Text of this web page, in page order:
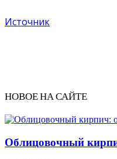
Источник
НОВОЕ НА САЙТЕ
Облицовочный